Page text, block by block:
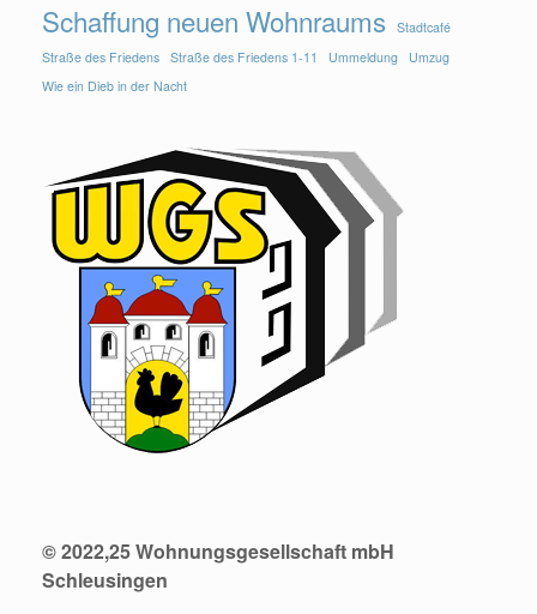
Schaffung neuen Wohnraums Stadtcafé
Straße des Friedens Straße des Friedens 1-11 Ummeldung
Umzug
Wie ein Dieb in der Nacht
© 2022,25 Wohnungsgesellschaft mbH
Schleusingen